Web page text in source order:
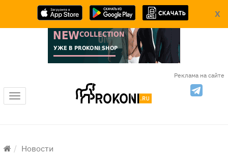
X
Реклама на сайте
Меню
Новости